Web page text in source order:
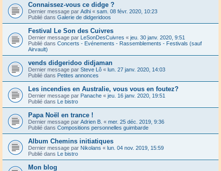
Connaissez-vous ce didge ?
Dernier message par Adhi « sam. 08 févr. 2020, 10:23
Publié dans Galerie de didgeridoos
Festival Le Son des Cuivres
Dernier message par LeSonDesCuivres « jeu. 30 janv. 2020, 9:51
Publié dans Concerts - Evénements - Rassemblements - Festivals (sauf
Airvault)
vends didgeridoo didjaman
Dernier message par Steve Lô « lun. 27 janv. 2020, 14:03
Publié dans Petites annonces
Les incendies en Australie, vous vous en foutez?
Dernier message par Panache « jeu. 16 janv. 2020, 19:51
Publié dans Le bistro
Papa Noël en trance !
Dernier message par Adrien B. « mer. 25 déc. 2019, 9:36
Publié dans Compositions personnelles guimbarde
Album Chemins initiatiques
Dernier message par Nikolans « lun. 04 nov. 2019, 15:59
Publié dans Le bistro
Mon blog